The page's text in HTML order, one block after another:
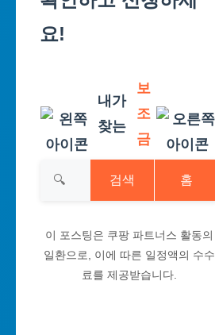
요!
내가
찾는
보
조
금
검색 홈
이 포스팅은 쿠팡 파트너스 활동의
일환으로, 이에 따른 일정액의 수수
료를 제공받습니다.